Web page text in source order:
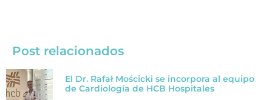
Post relacionados
El Dr. Rafał Mościcki se incorpora al equipo
de Cardiología de HCB Hospitales